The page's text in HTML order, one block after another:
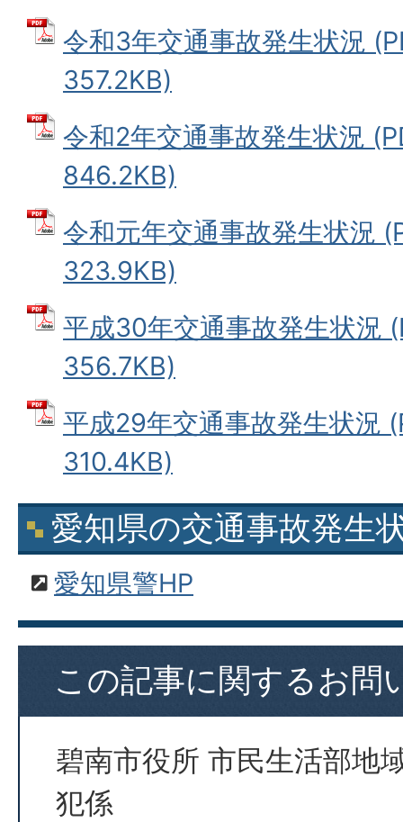
令和3年交通事故発生状況
357.2KB)
令和2年交通事故発生状況
846.2KB)
令和元年交通事故発生状況
323.9KB)
平成30年交通事故発生状況
356.7KB)
平成29年交通事故発生状況
310.4KB)
愛知県の交通事故発生
愛知県警HP
この記事に関するお問
碧南市役所 市民生活部地
犯係